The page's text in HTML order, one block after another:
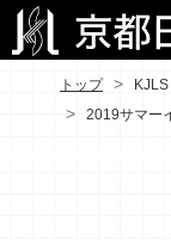
トップ
2019サマー